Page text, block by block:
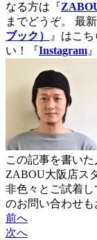
なる方は『
までどうぞ。 最
ブック）
』はこち
い！『Instagram
この記事を書いた
ZABOU大阪店ス
非色々とご試着
のお問い合わせも
前へ
次へ